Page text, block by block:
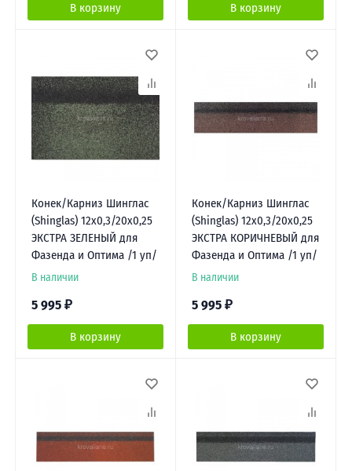
В корзину В корзину
Конек/Карниз Шинглас
(Shinglas) 12х0,3/20х0,25
ЭКСТРА ЗЕЛЕНЫЙ для
Фазенда и Оптима /1 уп/
В наличии
5 995 ₽
В корзину
Конек/Карниз Шинглас
(Shinglas) 12х0,3/20х0,25
ЭКСТРА КОРИЧНЕВЫЙ для
Фазенда и Оптима /1 уп/
В наличии
5 995 ₽
В корзину